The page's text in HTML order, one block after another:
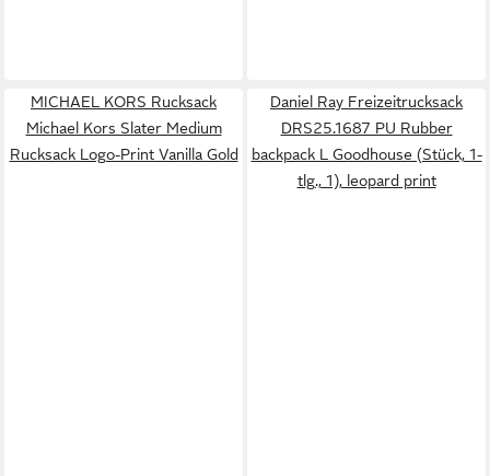
MICHAEL KORS Rucksack
Michael Kors Slater Medium
Rucksack Logo-Print Vanilla Gold
Daniel Ray Freizeitrucksack
DRS25.1687 PU Rubber
backpack L Goodhouse (Stück, 1-
tlg., 1), leopard print